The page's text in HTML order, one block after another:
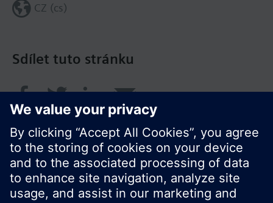
Sdílet tuto stránku
CZ (cs)